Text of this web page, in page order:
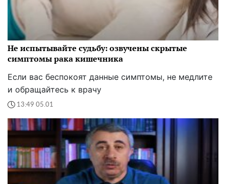
Не испытывайте судьбу: озвучены скрытые
симптомы рака кишечника
Если вас беспокоят данные симптомы, не медлите
и обращайтесь к врачу
13:49 05.01